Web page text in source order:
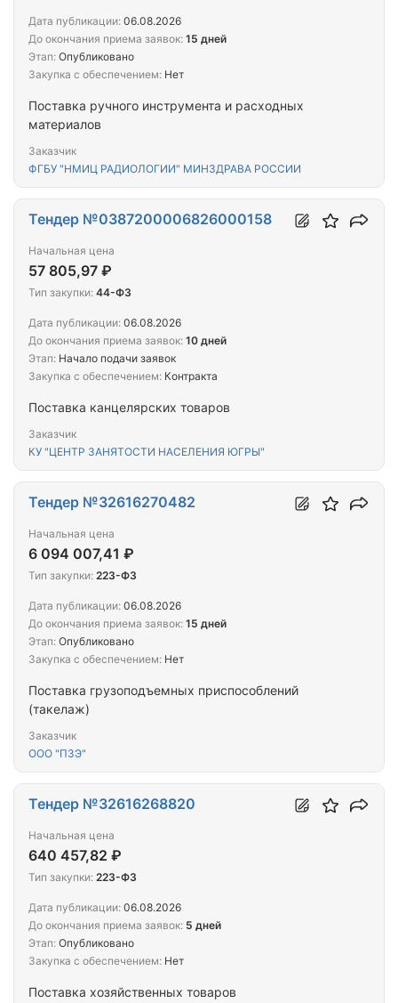
Поставка ручного инструмента и расходных
материалов
Заказчик
ФГБУ "НМИЦ РАДИОЛОГИИ" МИНЗДРАВА РОССИИ
Дата публикации: 06.08.2026
До окончания приема заявок: 15 дней
Этап: Опубликовано
Закупка с обеспечением: Нет
Поставка канцелярских товаров
Заказчик
КУ "ЦЕНТР ЗАНЯТОСТИ НАСЕЛЕНИЯ ЮГРЫ"
Тендер №0387200006826000158
Начальная цена
57 805,97 ₽
Тип закупки: 44-ФЗ
Дата публикации: 06.08.2026
До окончания приема заявок: 10 дней
Этап: Начало подачи заявок
Закупка с обеспечением: Контракта
Поставка грузоподъемных приспособлений
(такелаж)
Заказчик
ООО "ПЗЭ"
Тендер №32616270482
Начальная цена
6 094 007,41 ₽
Тип закупки: 223-ФЗ
Дата публикации: 06.08.2026
До окончания приема заявок: 15 дней
Этап: Опубликовано
Закупка с обеспечением: Нет
Поставка хозяйственных товаров
Тендер №32616268820
Начальная цена
640 457,82 ₽
Тип закупки: 223-ФЗ
Дата публикации: 06.08.2026
До окончания приема заявок: 5 дней
Этап: Опубликовано
Закупка с обеспечением: Нет